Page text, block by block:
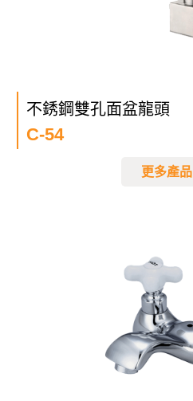
不銹鋼雙孔面盆龍頭
C-54
更多產品